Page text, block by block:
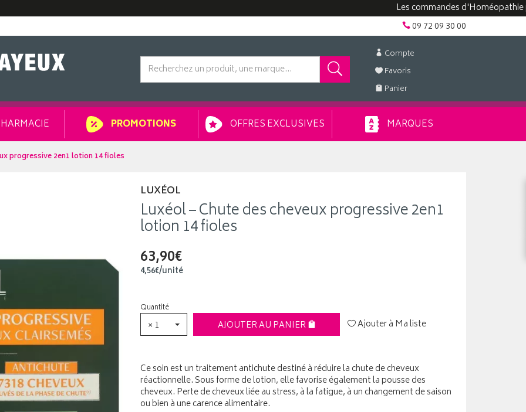
Les commandes d'Homéopathie
09 72 09 30 00
Compte
Favoris
Panier
PROMOTIONS OFFRES EXCLUSIVES MARQUES
progressive 2en1 lotion 14 fioles
LUXÉOL
Luxéol – Chute des cheveux progressive 2en1
lotion 14 fioles
63,90€
4,56€/unité
Quantité
× 1 AJOUTER AU PANIER Ajouter à Ma liste
Ce soin est un traitement antichute destiné à réduire la chute de cheveux
réactionnelle. Sous forme de lotion, elle favorise également la pousse des
cheveux. Perte de cheveux liée au stress, à la fatigue, à un changement de saison
ou bien à une carence alimentaire.